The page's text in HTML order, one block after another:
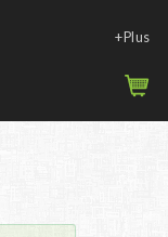
+Plus